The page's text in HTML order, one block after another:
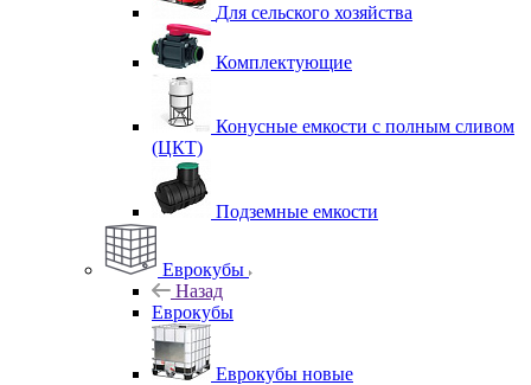
Для сельского хозяйства
Комплектующие
Конусные емкости с полным сливом
(ЦКТ)
Подземные емкости
Еврокубы
Назад
Еврокубы
Еврокубы новые